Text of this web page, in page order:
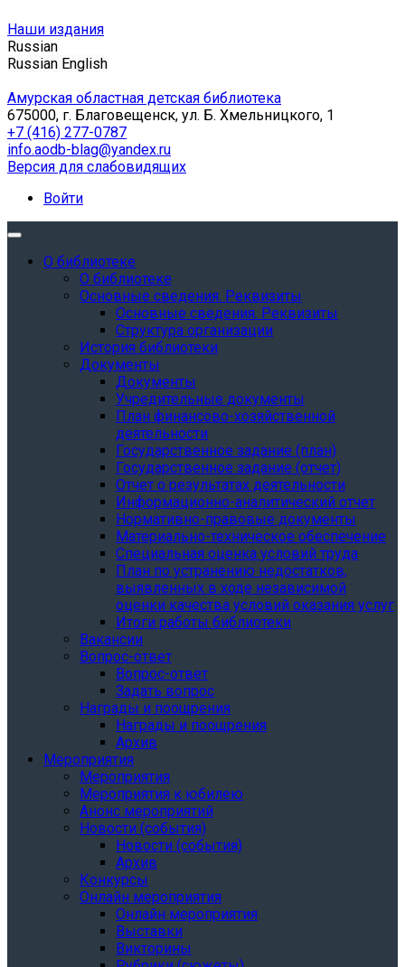
Наши издания
Russian
Russian English
Амурская областная детская библиотека
675000, г. Благовещенск, ул. Б. Хмельницкого, 1
+7 (416) 277-0787
info.aodb-blag@yandex.ru
Версия для слабовидящих
Войти
О библиотеке
О библиотеке
Основные сведения. Реквизиты
Основные сведения. Реквизиты
Структура организации
История библиотеки
Документы
Документы
Учредительные документы
План финансово-хозяйственной
деятельности
Государственное задание (план)
Государственное задание (отчет)
Отчет о результатах деятельности
Информационно-аналитический отчет
Нормативно-правовые документы
Материально-техническое обеспечение
Специальная оценка условий труда
План по устранению недостатков,
выявленных в ходе независимой
оценки качества условий оказания услуг
Итоги работы библиотеки
Вакансии
Вопрос-ответ
Вопрос-ответ
Задать вопрос
Награды и поощрения
Награды и поощрения
Архив
Мероприятия
Мероприятия
Мероприятия к юбилею
Анонс мероприятий
Новости (события)
Новости (события)
Архив
Конкурсы
Онлайн мероприятия
Онлайн мероприятия
Выставки
Викторины